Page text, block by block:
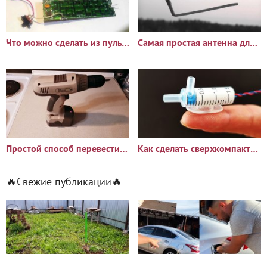
Что можно сделать из пульта дистанционного управления Самая простая антенна для цифрового ТВ
Простой способ перевести шуруповерт с никель-кадмиевых на Как сделать сверхкомпактный поразительно мощный водяной насос
🔥Свежие публикации🔥